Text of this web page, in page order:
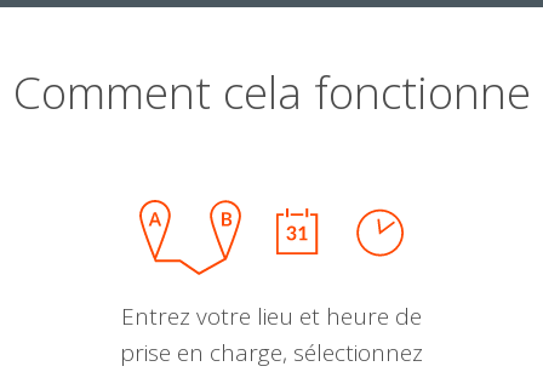
Comment cela fonctionne
Entrez votre lieu et heure de
prise en charge, sélectionnez